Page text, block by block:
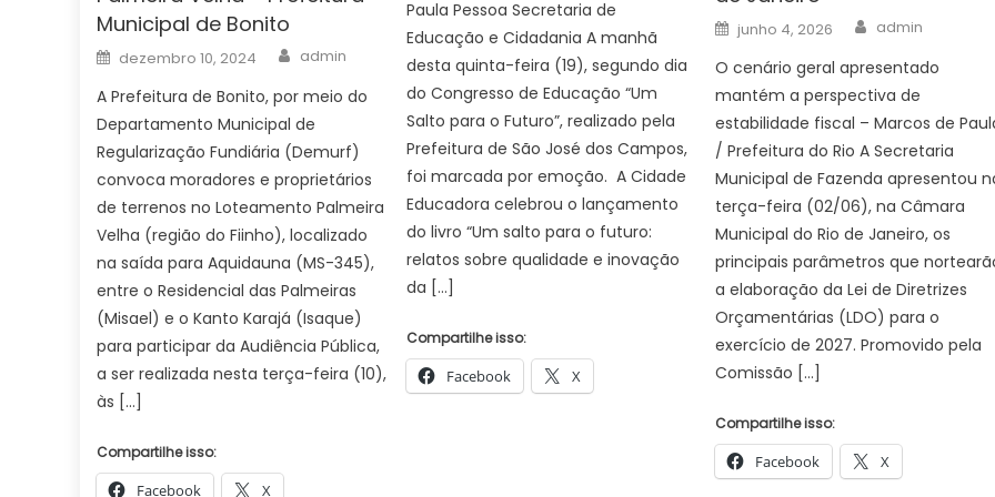
Municipal de Bonito
Posted
on
dezembro 10, 2024 Author
admin
A Prefeitura de Bonito, por meio do
Departamento Municipal de
Regularização Fundiária (Demurf)
convoca moradores e proprietários
de terrenos no Loteamento Palmeira
Velha (região do Fiinho), localizado
na saída para Aquidauna (MS-345),
entre o Residencial das Palmeiras
(Misael) e o Kanto Karajá (Isaque)
para participar da Audiência Pública,
a ser realizada nesta terça-feira (10),
às […]
Compartilhe isso:
Facebook X
Paula Pessoa Secretaria de
Educação e Cidadania A manhã
desta quinta-feira (19), segundo dia
do Congresso de Educação “Um
Salto para o Futuro”, realizado pela
Prefeitura de São José dos Campos,
foi marcada por emoção. A Cidade
Educadora celebrou o lançamento
do livro “Um salto para o futuro:
relatos sobre qualidade e inovação
da […]
Compartilhe isso:
Facebook X
Posted
on
junho 4, 2026 Author
admin
O cenário geral apresentado
mantém a perspectiva de
estabilidade fiscal – Marcos de
/ Prefeitura do Rio A Secretaria
Municipal de Fazenda apresentou
terça-feira (02/06), na Câmara
Municipal do Rio de Janeiro, os
principais parâmetros que
a elaboração da Lei de Diretrizes
Orçamentárias (LDO) para o
exercício de 2027. Promovido pela
Comissão […]
Compartilhe isso:
Facebook X